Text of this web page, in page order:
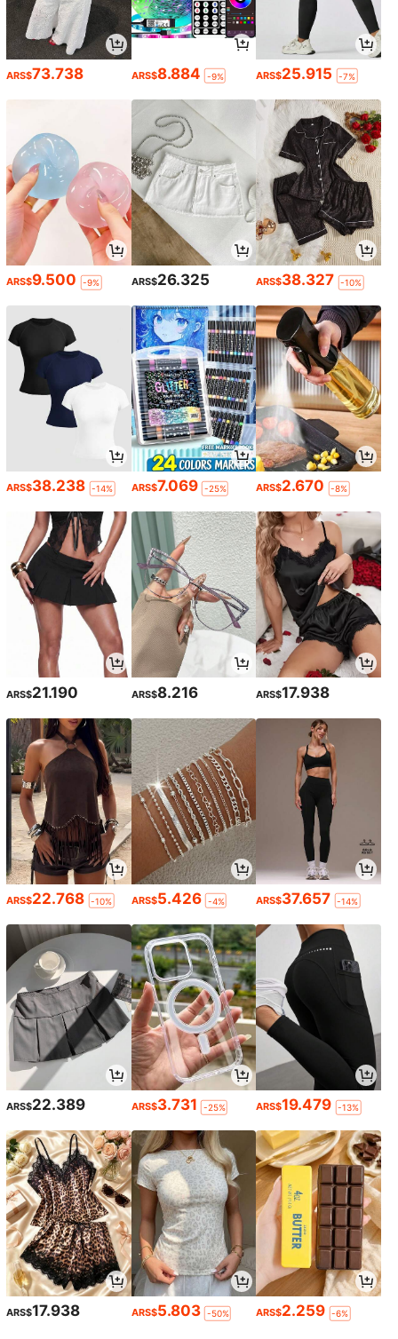
ARS$73.738 ARS$8.884 -9% ARS$25.915 -7%
ARS$9.500 -9% ARS$26.325 ARS$38.327 -10%
ARS$38.238 -14% ARS$7.069 -25% ARS$2.670 -8%
ARS$21.190 ARS$8.216 ARS$17.938
ARS$22.768 -10% ARS$5.426 -4% ARS$37.657 -14%
ARS$22.389 ARS$3.731 -25% ARS$19.479 -13%
ARS$17.938 ARS$5.803 -50% ARS$2.259 -6%